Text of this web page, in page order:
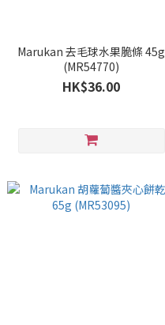
Marukan 去毛球水果脆條 45g
(MR54770)
HK$36.00